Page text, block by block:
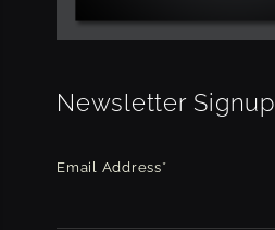
Newsletter Signup
Email Address*